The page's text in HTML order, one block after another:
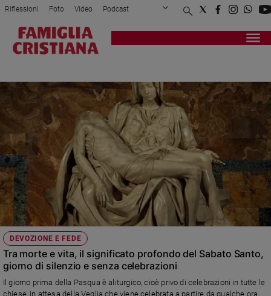
Attualità
Economia
Legalità
e
giustizia
Sport
Interviste
Papa
Papa
Chiesa
Chiesa
Riflessioni Foto Video Podcast
Privacy Policy Chi siamo
Registrati Redazione
DEVOZIONE E FEDE
Tra morte e vita, il significato profondo del Sabato Santo,
giorno di silenzio e senza celebrazioni
Il giorno prima della Pasqua è aliturgico, cioè privo di celebrazioni in tutte le
chiese, in attesa della Veglia che viene celebrata a partire da qualche ora